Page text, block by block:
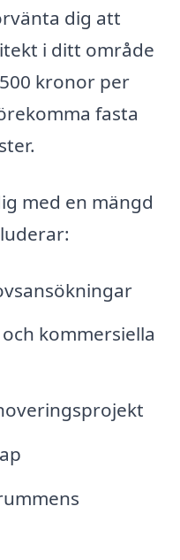
dig att
i ditt område
kronor per
fasta
med en mängd
kommersiella